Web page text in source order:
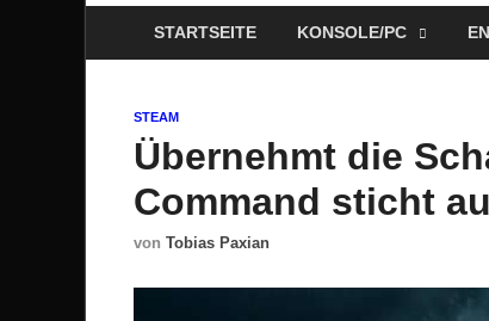
STARTSEITE KONSOLE/PC
STEAM
Übernehmt die
Command sticht
von Tobias Paxian